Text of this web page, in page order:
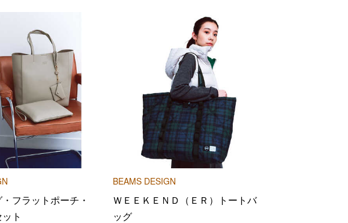
フラットポーチ・
ト
BEAMS DESIGN
ＷＥＥＫＥＮＤ（ＥＲ）トートバ
ッグ